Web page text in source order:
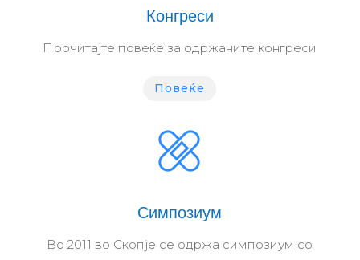
Конгреси
Прочитајте повеќе за одржаните конгреси
Повеќе
Симпозиум
Во 2011 во Скопје се одржа симпозиум со